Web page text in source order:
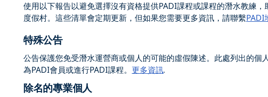
使用以下報告以避免選擇沒有資格提供PADI課程或課程的潛水教練
度假村。這些清單會定期更新，但如果您需要更多資訊，請聯繫PADI
特殊公告
公告保護您免受潛水運營商或個人的可能的虛假陳述。此處列出的個
為PADI會員或進行PADI課程。 更多資訊.
除名的專業個人